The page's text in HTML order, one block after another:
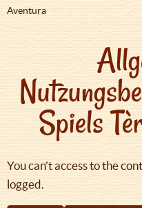
Aventura
Spiels
You can't access to the
logged.